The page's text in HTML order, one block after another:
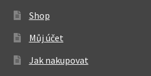
Shop
Můj účet
Jak nakupovat